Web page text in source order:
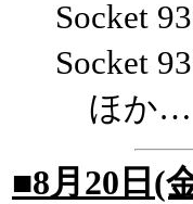
Socket
Socket
ほか…
■8月20日(